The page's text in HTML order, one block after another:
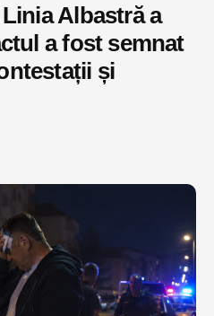
Linia Albastră a
a fost semnat
și